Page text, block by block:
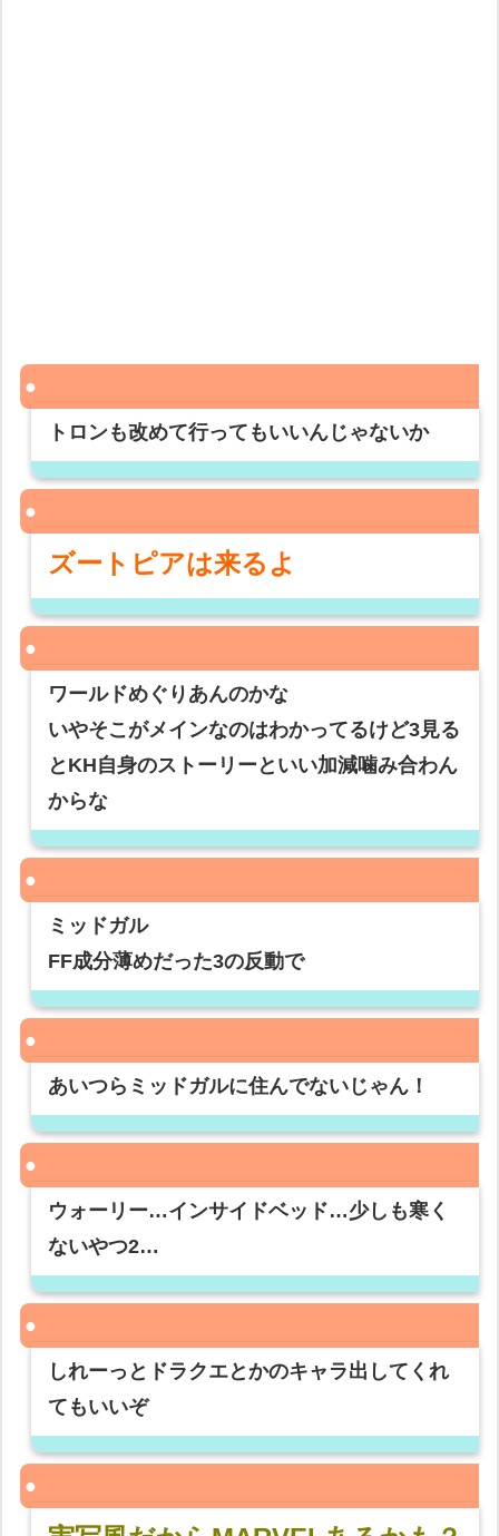
トロンも改めて行ってもいいんじゃないか
ズートピアは来るよ
ワールドめぐりあんのかな
いやそこがメインなのはわかってるけど3見る
とKH自身のストーリーといい加減噛み合わん
からな
ミッドガル
FF成分薄めだった3の反動で
あいつらミッドガルに住んでないじゃん！
ウォーリー…インサイドベッド…少しも寒く
ないやつ2…
しれーっとドラクエとかのキャラ出してくれ
てもいいぞ